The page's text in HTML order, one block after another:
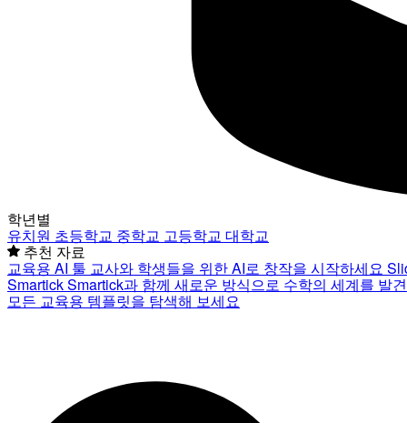
학년별
유치원 초등학교 중학교 고등학교 대학교
추천 자료
교육용 AI 툴 교사와 학생들을 위한 AI로 창작을 시작하세요
SmartickSmartick과 함께 새로운 방식으로 수학의 세계를 발
모든 교육용 템플릿을 탐색해 보세요